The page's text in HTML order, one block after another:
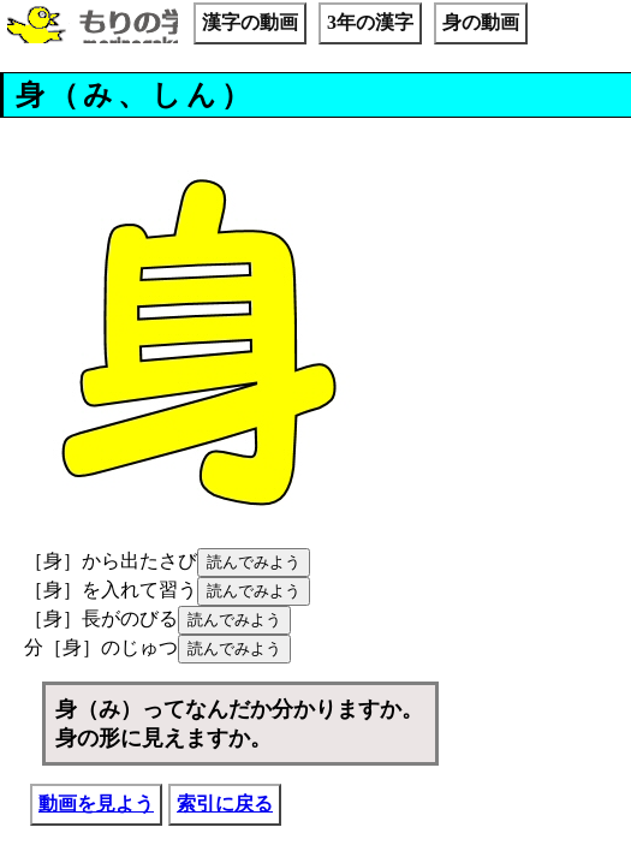
漢字の動画 3年の漢字 身の動画
身（み、しん）
［身］から出たさび
［身］を入れて習う
［身］長がのびる
分［身］のじゅつ
身（み）ってなんだか分かりますか。
身の形に見えますか。
動画を見よう 索引に戻る